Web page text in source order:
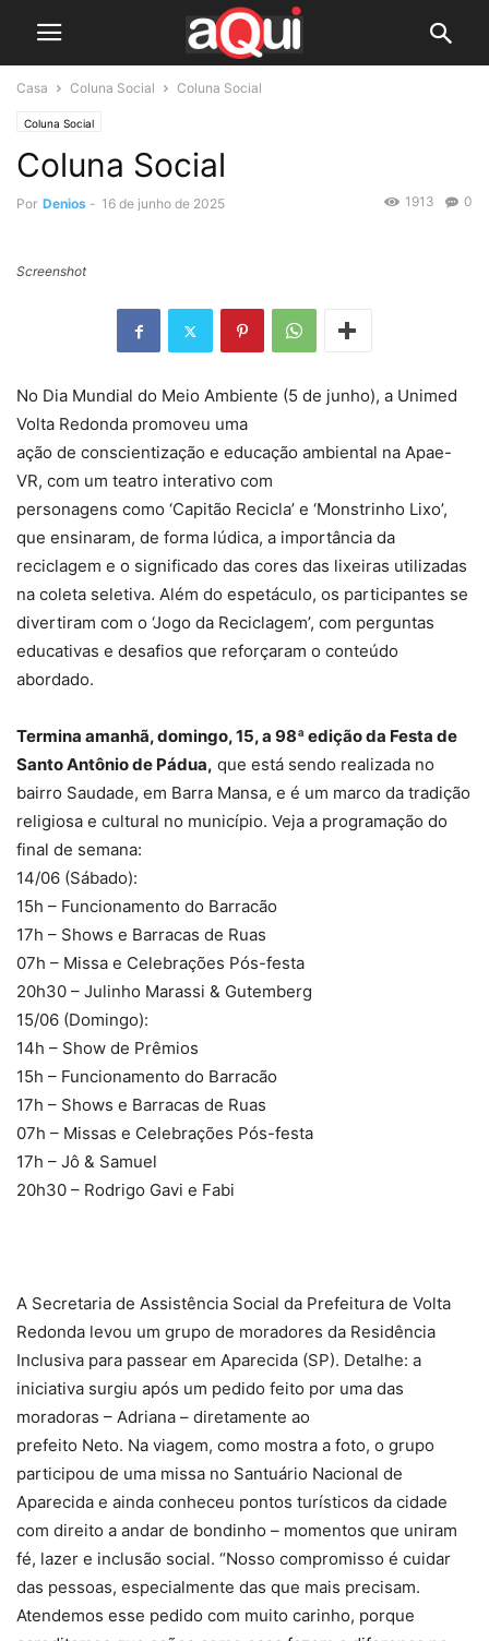
Casa Coluna Social Coluna Social
Coluna Social
Coluna Social
Por Denios - 16 de junho de 2025 0
1913
Screenshot
No Dia Mundial do Meio Ambiente (5 de junho), a Unimed
Volta Redonda promoveu uma
ação de conscientização e educação ambiental na Apae-
VR, com um teatro interativo com
personagens como ‘Capitão Recicla’ e ‘Monstrinho Lixo’,
que ensinaram, de forma lúdica, a importância da
reciclagem e o significado das cores das lixeiras utilizadas
na coleta seletiva. Além do espetáculo, os participantes se
divertiram com o ‘Jogo da Reciclagem’, com perguntas
educativas e desafios que reforçaram o conteúdo
abordado.
Termina amanhã, domingo, 15, a 98ª edição da Festa de
Santo Antônio de Pádua, que está sendo realizada no
bairro Saudade, em Barra Mansa, e é um marco da tradição
religiosa e cultural no município. Veja a programação do
final de semana:
14/06 (Sábado):
15h – Funcionamento do Barracão
17h – Shows e Barracas de Ruas
07h – Missa e Celebrações Pós-festa
20h30 – Julinho Marassi & Gutemberg
15/06 (Domingo):
14h – Show de Prêmios
15h – Funcionamento do Barracão
17h – Shows e Barracas de Ruas
07h – Missas e Celebrações Pós-festa
17h – Jô & Samuel
20h30 – Rodrigo Gavi e Fabi
A Secretaria de Assistência Social da Prefeitura de Volta
Redonda levou um grupo de moradores da Residência
Inclusiva para passear em Aparecida (SP). Detalhe: a
iniciativa surgiu após um pedido feito por uma das
moradoras – Adriana – diretamente ao
prefeito Neto. Na viagem, como mostra a foto, o grupo
participou de uma missa no Santuário Nacional de
Aparecida e ainda conheceu pontos turísticos da cidade
com direito a andar de bondinho – momentos que uniram
fé, lazer e inclusão social. “Nosso compromisso é cuidar
das pessoas, especialmente das que mais precisam.
Atendemos esse pedido com muito carinho, porque